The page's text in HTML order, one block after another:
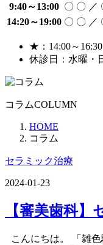
9:40～13:00 〇 〇 ／
14:20～19:00 〇 〇 ／
★：14:00～16:30
休診日：水曜・
コラムCOLUMN
HOME
コラム
セラミック治療
2024-01-23
【審美歯科
こんにちは。 「雑